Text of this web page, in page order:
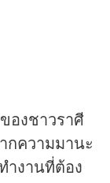
องชาวราศี
ความมานะ
งานที่ต้อง